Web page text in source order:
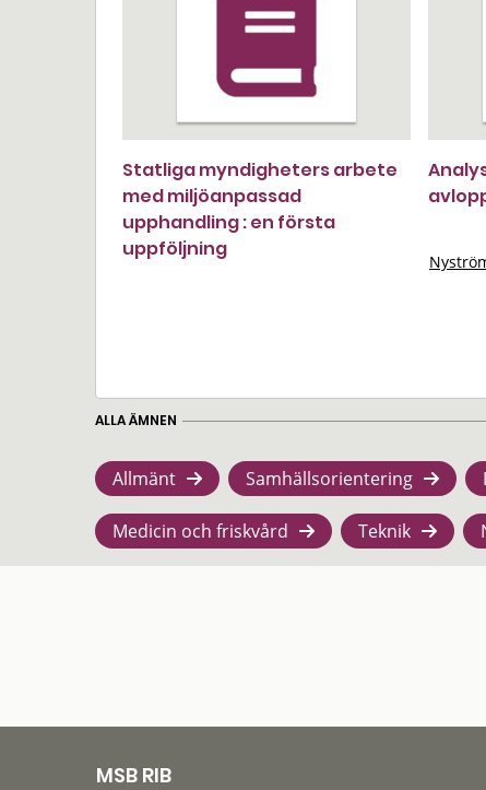
Statliga myndigheters arbete
med miljöanpassad
upphandling : en första
uppföljning
ALLA ÄMNEN
Allmänt Samhällsorientering
Medicin och friskvård Teknik
MSB RIB